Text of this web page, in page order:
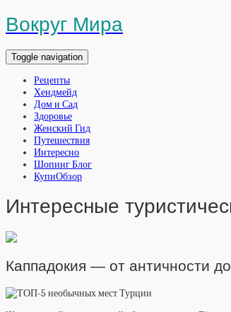
Вокруг Мира
Toggle navigation
Рецепты
Хендмейд
Дом и Сад
Здоровье
Женский Гид
Путешествия
Интересно
Шопинг Блог
КупиОбзор
Интересные
Каппадокия — от античности